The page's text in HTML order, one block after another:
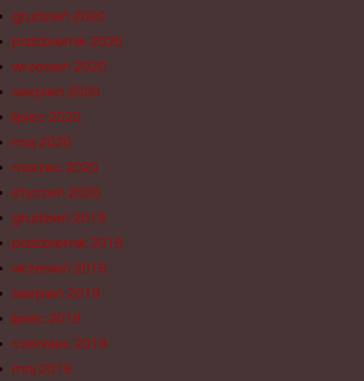
grudzień 2020
październik 2020
wrzesień 2020
sierpień 2020
lipiec 2020
maj 2020
marzec 2020
styczeń 2020
grudzień 2019
październik 2019
wrzesień 2019
sierpień 2019
lipiec 2019
czerwiec 2019
maj 2019